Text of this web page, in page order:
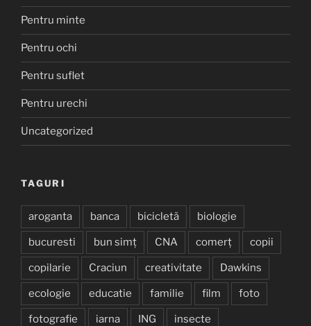
Pentru minte
Pentru ochi
Pentru suflet
Pentru urechi
Uncategorized
TAGURI
aroganta banca bicicletă biologie
bucuresti bun simț CNA comerț copii
copilarie Craciun creativitate Dawkins
ecologie educatie familie film foto
fotografie iarna ING insecte